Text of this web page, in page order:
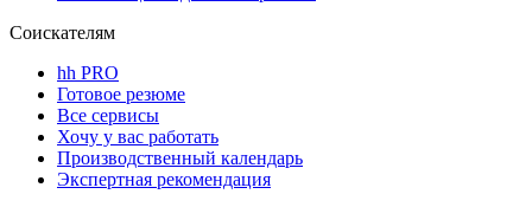
Соискателям
hh PRO
Готовое резюме
Все сервисы
Хочу у вас работать
Производственный календарь
Экспертная рекомендация